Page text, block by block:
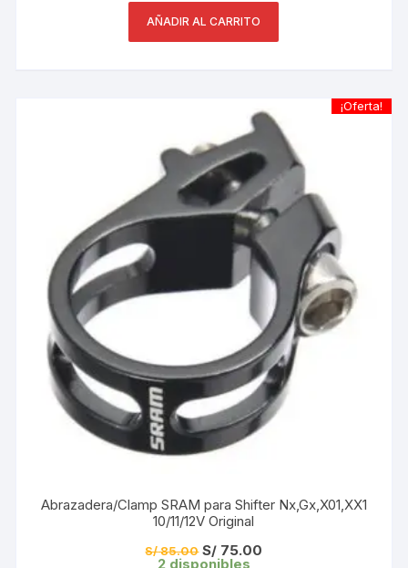
AÑADIR AL CARRITO
¡Oferta!
Abrazadera/Clamp SRAM para Shifter Nx,Gx,X01,XX1
10/11/12V Original
S/85.00 El
precio
S/ 75.00
2 disponibles